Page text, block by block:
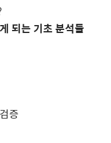
되는 기초 분석들
증